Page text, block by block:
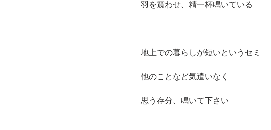
羽を震わせ、精一杯鳴いている
地上での暮らしが短いというセミ
他のことなど気遣いなく
思う存分、鳴いて下さい